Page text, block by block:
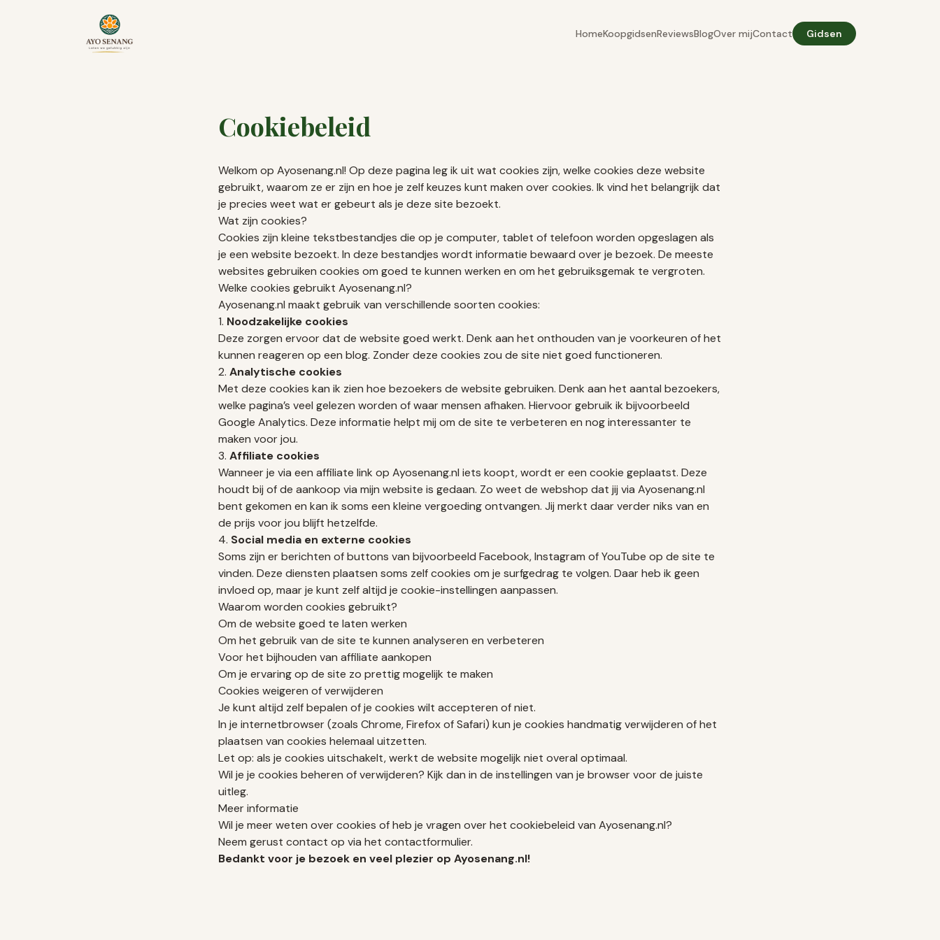
HomeKoopgidsenReviewsBlogOver mijContact Gidsen
Cookiebeleid
Welkom op Ayosenang.nl! Op deze pagina leg ik uit wat cookies zijn, welke cookies deze website
gebruikt, waarom ze er zijn en hoe je zelf keuzes kunt maken over cookies. Ik vind het belangrijk dat
je precies weet wat er gebeurt als je deze site bezoekt.
Wat zijn cookies?
Cookies zijn kleine tekstbestandjes die op je computer, tablet of telefoon worden opgeslagen als
je een website bezoekt. In deze bestandjes wordt informatie bewaard over je bezoek. De meeste
websites gebruiken cookies om goed te kunnen werken en om het gebruiksgemak te vergroten.
Welke cookies gebruikt Ayosenang.nl?
Ayosenang.nl maakt gebruik van verschillende soorten cookies:
1. Noodzakelijke cookies
Deze zorgen ervoor dat de website goed werkt. Denk aan het onthouden van je voorkeuren of het
kunnen reageren op een blog. Zonder deze cookies zou de site niet goed functioneren.
2. Analytische cookies
Met deze cookies kan ik zien hoe bezoekers de website gebruiken. Denk aan het aantal bezoekers,
welke pagina’s veel gelezen worden of waar mensen afhaken. Hiervoor gebruik ik bijvoorbeeld
Google Analytics. Deze informatie helpt mij om de site te verbeteren en nog interessanter te
maken voor jou.
3. Affiliate cookies
Wanneer je via een affiliate link op Ayosenang.nl iets koopt, wordt er een cookie geplaatst. Deze
houdt bij of de aankoop via mijn website is gedaan. Zo weet de webshop dat jij via Ayosenang.nl
bent gekomen en kan ik soms een kleine vergoeding ontvangen. Jij merkt daar verder niks van en
de prijs voor jou blijft hetzelfde.
4. Social media en externe cookies
Soms zijn er berichten of buttons van bijvoorbeeld Facebook, Instagram of YouTube op de site te
vinden. Deze diensten plaatsen soms zelf cookies om je surfgedrag te volgen. Daar heb ik geen
invloed op, maar je kunt zelf altijd je cookie-instellingen aanpassen.
Waarom worden cookies gebruikt?
Om de website goed te laten werken
Om het gebruik van de site te kunnen analyseren en verbeteren
Voor het bijhouden van affiliate aankopen
Om je ervaring op de site zo prettig mogelijk te maken
Cookies weigeren of verwijderen
Je kunt altijd zelf bepalen of je cookies wilt accepteren of niet.
In je internetbrowser (zoals Chrome, Firefox of Safari) kun je cookies handmatig verwijderen of het
plaatsen van cookies helemaal uitzetten.
Let op: als je cookies uitschakelt, werkt de website mogelijk niet overal optimaal.
Wil je je cookies beheren of verwijderen? Kijk dan in de instellingen van je browser voor de juiste
uitleg.
Meer informatie
Wil je meer weten over cookies of heb je vragen over het cookiebeleid van Ayosenang.nl?
Neem gerust contact op via het contactformulier.
Bedankt voor je bezoek en veel plezier op Ayosenang.nl!